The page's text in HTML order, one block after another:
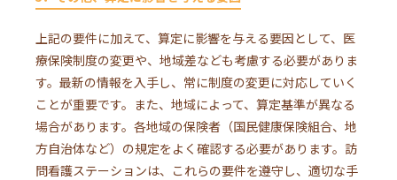
上記の要件に加えて、算定に影響を与える要因として、医
療保険制度の変更や、地域差なども考慮する必要がありま
す。最新の情報を入手し、常に制度の変更に対応していく
ことが重要です。また、地域によって、算定基準が異なる
場合があります。各地域の保険者（国民健康保険組合、地
方自治体など）の規定をよく確認する必要があります。訪
問看護ステーションは、これらの要件を遵守し、適切な手